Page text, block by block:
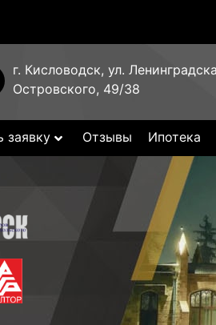
г. Кисловодск, ул.
Островского, 49/38
заявку Отзывы Ипотека